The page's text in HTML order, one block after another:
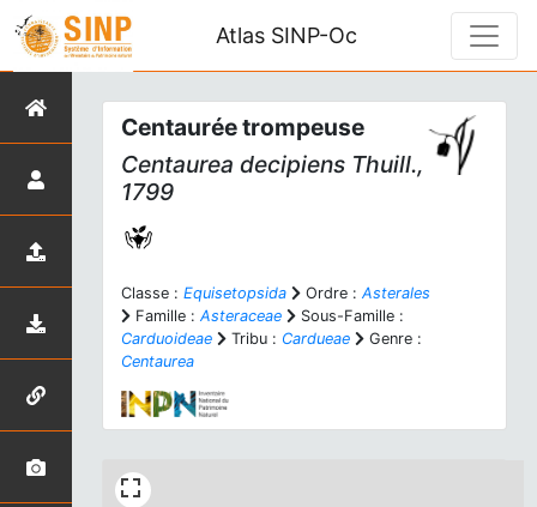
Atlas SINP-Oc
Centaurée trompeuse
Centaurea decipiens Thuill.,
1799
Classe : Equisetopsida Ordre : Asterales
Famille : Asteraceae
Sous-Famille :
Carduoideae
Tribu : Cardueae
Genre :
Centaurea